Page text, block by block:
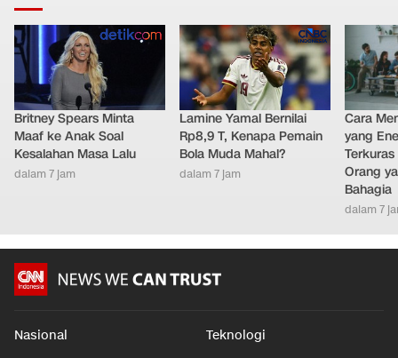
Britney Spears Minta
Maaf ke Anak Soal
Kesalahan Masa Lalu
dalam 7 jam
Lamine Yamal Bernilai
Rp8,9 T, Kenapa Pemain
Bola Muda Mahal?
dalam 7 jam
Cara
yang
Orang
Bahagia
dalam 7
Nasional Teknologi